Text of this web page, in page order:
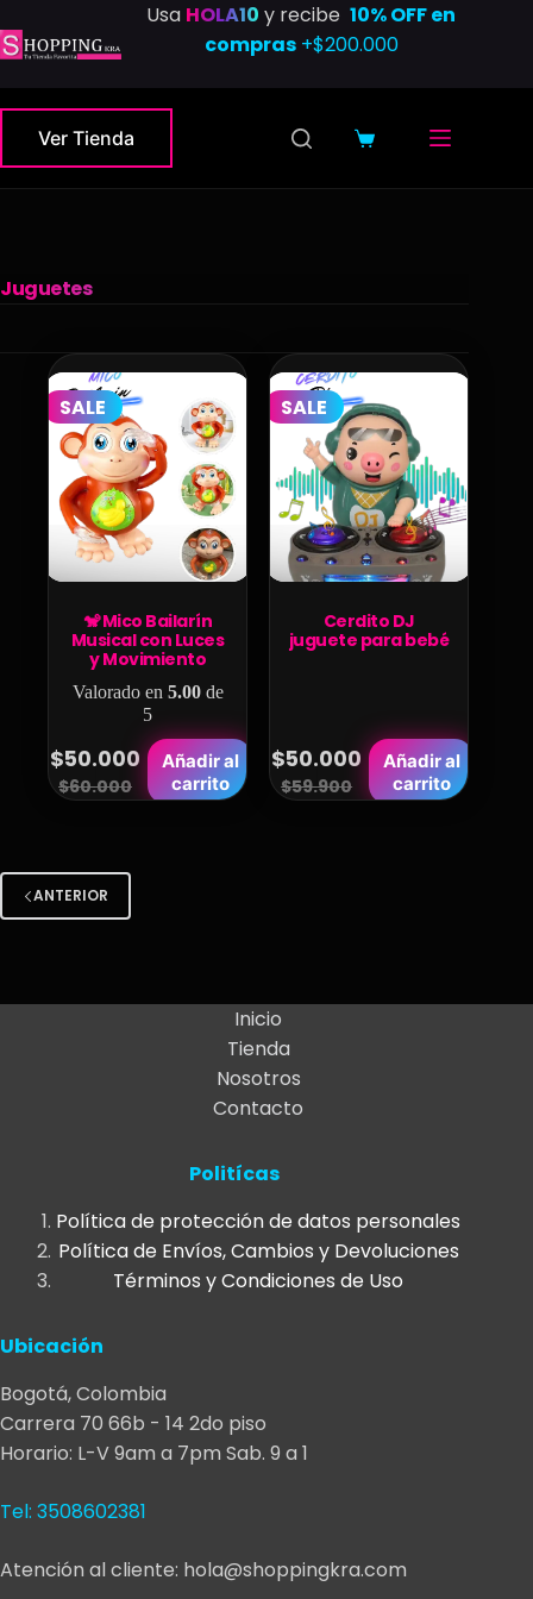
al
Usa HOLA10 y recibe10% OFF en
compras+$200.000
Ver Tienda
Carro
Juguetes
SALE
🐒 Mico Bailarín
Musical con Luces
y Movimiento
Valorado en 5.00de
5
$60.000
Original
$60.000.
$50.000
Current
$50.000.
Añadir al
carrito
SALE
Cerdito DJ
juguete para bebé
$59.900
Original
$50.000
Current
Añadir al
carrito
ANTERIOR
Inicio
Tienda
Nosotros
Contacto
Politícas
Política de protección de datos personales
Política de Envíos, Cambios y Devoluciones
Términos y Condiciones de Uso
Ubicación
Bogotá, Colombia
Carrera 70 66b - 14 2do piso
Horario: L-V 9am a 7pm Sab. 9 a 1
Tel: 3508602381
Atención al cliente: hola@shoppingkra.com